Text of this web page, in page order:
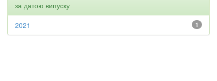
за датою випуску
1
2021